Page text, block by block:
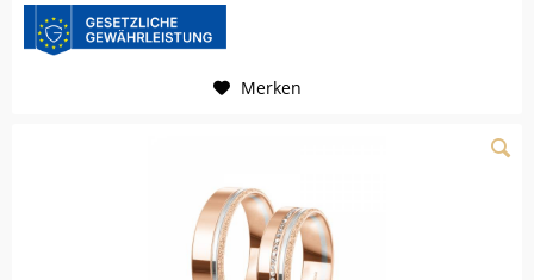
Merken